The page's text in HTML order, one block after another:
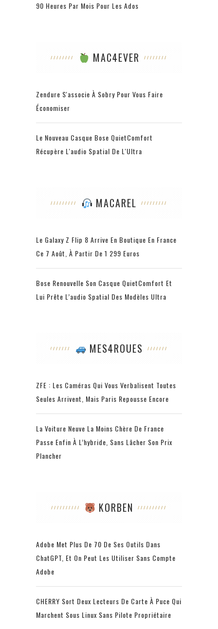
90 Heures Par Mois Pour Les Ados
MAC4EVER
Zendure S'associe À Sobry Pour Vous Faire
Économiser
Le Nouveau Casque Bose QuietComfort
Récupère L'audio Spatial De L'Ultra
MACAREL
Le Galaxy Z Flip 8 Arrive En Boutique En France
Ce 7 Août, À Partir De 1 299 Euros
Bose Renouvelle Son Casque QuietComfort Et
Lui Prête L’audio Spatial Des Modèles Ultra
MES4ROUES
ZFE : Les Caméras Qui Vous Verbalisent Toutes
Seules Arrivent, Mais Paris Repousse Encore
La Voiture Neuve La Moins Chère De France
Passe Enfin À L’hybride, Sans Lâcher Son Prix
Plancher
KORBEN
Adobe Met Plus De 70 De Ses Outils Dans
ChatGPT, Et On Peut Les Utiliser Sans Compte
Adobe
CHERRY Sort Deux Lecteurs De Carte À Puce Qui
Marchent Sous Linux Sans Pilote Propriétaire